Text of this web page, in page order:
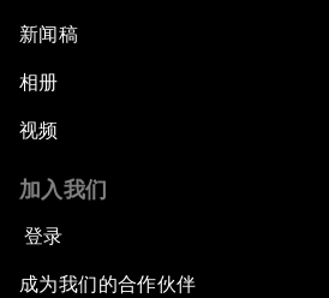
新闻稿
相册
视频
加入我们
登录
成为我们的合作伙伴